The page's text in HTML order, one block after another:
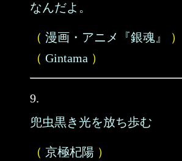
なんだよ。
（ 漫画・アニメ『銀魂』
）
（ Gintama ）
9.
兜虫黒き光を放ち歩む
（ 京極杞陽 ）